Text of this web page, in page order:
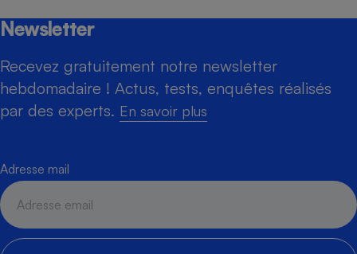
Newsletter
Recevez gratuitement notre newsletter
hebdomadaire ! Actus, tests, enquêtes réalisés
par des experts. En savoir plus
Adresse mail